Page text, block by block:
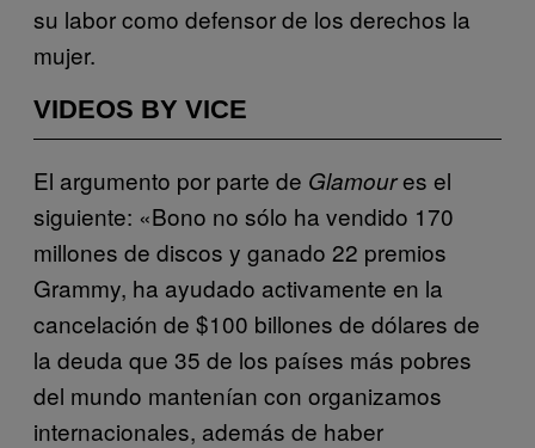
su labor como defensor de los derechos la
mujer.
VIDEOS BY VICE
El argumento por parte de Glamoures el
siguiente: «Bono no sólo ha vendido 170
millones de discos y ganado 22 premios
Grammy, ha ayudado activamente en la
cancelación de $100 billones de dólares de
la deuda que 35 de los países más pobres
del mundo mantenían con organizamos
internacionales, además de haber